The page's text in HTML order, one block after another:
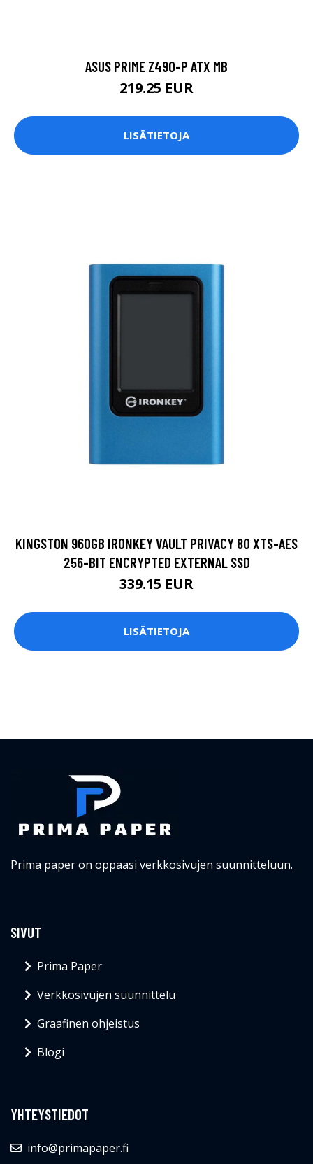
ASUS PRIME Z490-P ATX MB
219.25 EUR
LISÄTIETOJA
KINGSTON 960GB IRONKEY VAULT PRIVACY 80 XTS-AES
256-BIT ENCRYPTED EXTERNAL SSD
339.15 EUR
LISÄTIETOJA
Prima paper on oppaasi verkkosivujen suunnitteluun.
SIVUT
Prima Paper
Verkkosivujen suunnittelu
Graafinen ohjeistus
Blogi
YHTEYSTIEDOT
info@primapaper.fi